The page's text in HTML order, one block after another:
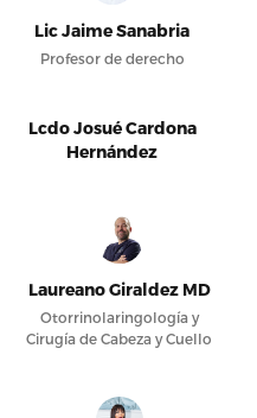
Lic Jaime Sanabria
Profesor de derecho
Lcdo Josué Cardona
Hernández
Laureano Giraldez MD
Otorrinolaringología y
Cirugía de Cabeza y Cuello